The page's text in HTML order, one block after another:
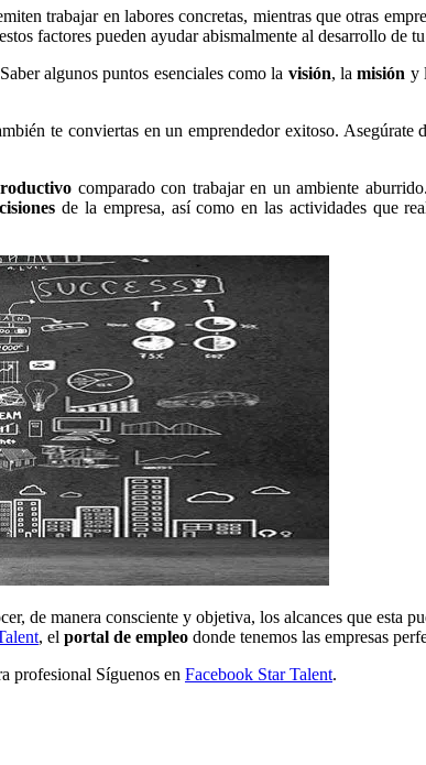
trabajar en labores concretas, mientras que otras
factores pueden ayudar abismalmente al desarrollo de
algunos puntos esenciales como la visión, lamisión y
te conviertas en un emprendedor exitoso. Asegúrate
comparado con trabajar en un ambiente
de la empresa, así como en las actividades que
de manera consciente y objetiva, los alcances que esta
, el portal de empleo donde tenemos las empresas
profesional Síguenos en Facebook Star Talent.